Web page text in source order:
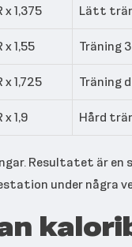
x 1,375
Lätt
x 1,55
Träning
x 1,725
Träning
x 1,9 Hård
Resultatet är
under några